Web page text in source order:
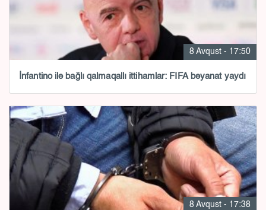
8 Avqust - 17:50
İnfantino ilə bağlı qalmaqallı ittihamlar: FIFA bəyanat yaydı
8 Avqust - 17:38